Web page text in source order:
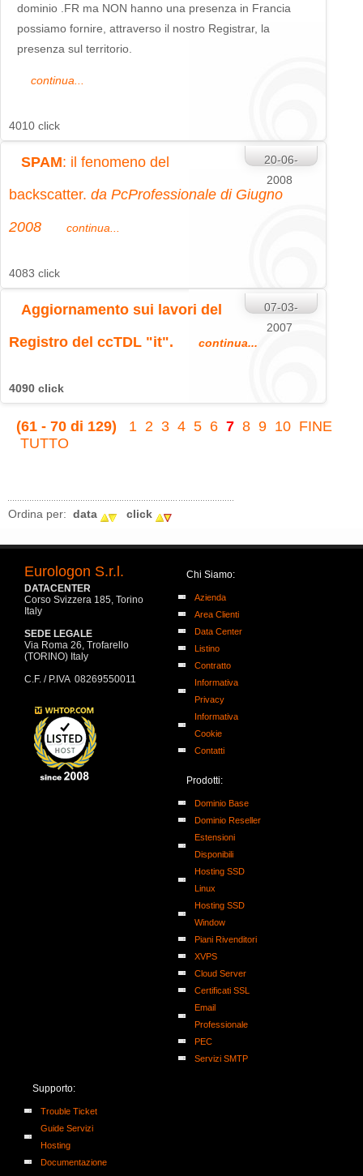
dominio .FR ma NON hanno una presenza in Francia
possiamo fornire, attraverso il nostro Registrar, la
presenza sul territorio.
continua...
4010 click
20-06-
2008
SPAM: il fenomeno del
backscatter. da PcProfessionale di Giugno
2008
continua...
4083 click
07-03-
2007
Aggiornamento sui lavori del
Registro del ccTDL "it". continua...
4090 click
(61 - 70 di 129) 1 2 3 4 5 6 7 8 9 10 FINE
TUTTO
Ordina per: data click
Eurologon S.r.l.
DATACENTER
Corso Svizzera 185, Torino
Italy
SEDE LEGALE
Via Roma 26, Trofarello
(TORINO) Italy
C.F. / P.IVA 08269550011
Chi Siamo:
Azienda
Area Clienti
Data Center
Listino
Contratto
Informativa
Privacy
Informativa
Cookie
Contatti
Prodotti:
Dominio Base
Dominio Reseller
Estensioni
Disponibili
Hosting SSD
Linux
Hosting SSD
Window
Piani Rivenditori
XVPS
Cloud Server
Certificati SSL
Email
Professionale
PEC
Servizi SMTP
Supporto:
Trouble Ticket
Guide Servizi
Hosting
Documentazione